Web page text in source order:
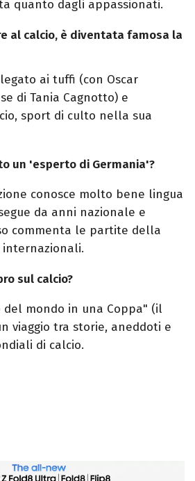
quanto dagli appassionati.
al calcio, è diventata famosa la
ai tuffi (con Oscar
di Tania Cagnotto) e
sport di culto nella sua
un 'esperto di Germania'?
conosce molto bene lingua
da anni nazionale e
commenta le partite della
internazionali.
sul calcio?
del mondo in una Coppa" (il
viaggio tra storie, aneddoti e
di calcio.